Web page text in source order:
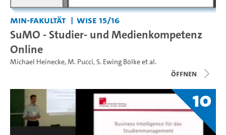
MIN-Fakultät WiSe 15/16
SuMO - Studier- und Medienkompetenz
Online
Michael Heinecke,M. Pucci,S. Ewing Bölkeet al.
Öffnen
10